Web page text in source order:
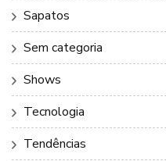
Sapatos
Sem categoria
Shows
Tecnologia
Tendências